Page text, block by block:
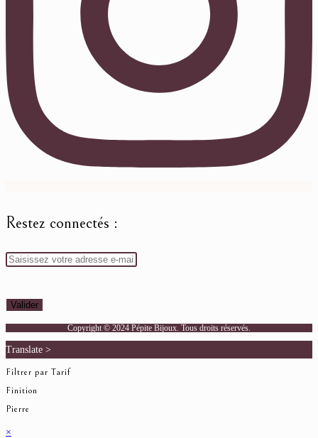
Restez connectés :
Copyright © 2024 Pépite Bijoux. Tous droits réservés.
Translate >
Filtrer par Tarif
Finition
Pierre
×